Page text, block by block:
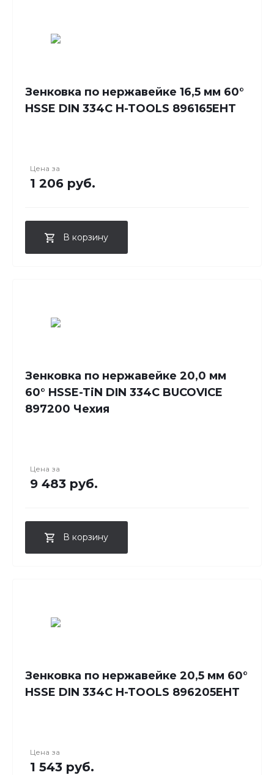
Зенковка по нержавейке 16,5 мм 60°
HSSE DIN 334C H-TOOLS 896165EHT
Цена за
1 206 руб.
В корзину
Зенковка по нержавейке 20,0 мм
60° HSSE-TiN DIN 334C BUCOVICE
897200 Чехия
Цена за
9 483 руб.
В корзину
Зенковка по нержавейке 20,5 мм 60°
HSSE DIN 334C H-TOOLS 896205EHT
Цена за
1 543 руб.